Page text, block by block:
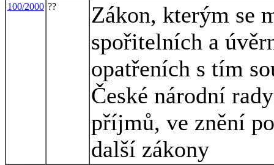
100/2000 ??
Zákon, kterým se
spořitelních a
opatřeních s tím
České národní
příjmů, ve znění
další zákony